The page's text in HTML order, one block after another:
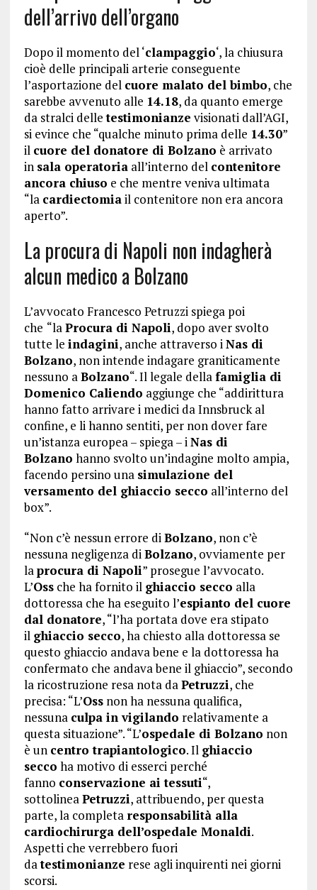
dell’arrivo dell’organo
Dopo il momento del ‘clampaggio‘, la chiusura
cioè delle principali arterie conseguente
l’asportazione del cuore malato del bimbo, che
sarebbe avvenuto alle 14.18, da quanto emerge
da stralci delletestimonianze visionati dall’AGI,
si evince che “qualche minuto prima delle 14.30”
il cuore del donatore di Bolzano è arrivato
in sala operatoriaall’interno del contenitore
ancora chiuso e che mentre veniva ultimata
“la cardiectomiail contenitore non era ancora
aperto”.
La procura di Napoli non indagherà
alcun medico a Bolzano
L’avvocato Francesco Petruzzi spiega poi
che “laProcura di Napoli, dopo aver svolto
tutte le indagini, anche attraverso iNas di
Bolzano, non intende indagare graniticamente
nessuno aBolzano“. Il legale dellafamiglia di
Domenico Caliendo aggiunge che “addirittura
hanno fatto arrivare i medici da Innsbruck al
confine, e li hanno sentiti, per non dover fare
un’istanza europea – spiega – iNas di
Bolzano hanno svolto un’indagine molto ampia,
facendo persino una simulazione del
versamento del ghiaccio secco all’interno del
box”.
“Non c’è nessun errore diBolzano, non c’è
nessuna negligenza diBolzano, ovviamente per
laprocura di Napoli” prosegue l’avvocato.
L’Ossche ha fornito il ghiaccio secco alla
dottoressa che ha eseguito l’espianto del cuore
dal donatore, “l’ha portata dove era stipato
il ghiaccio secco, ha chiesto alla dottoressa se
questo ghiaccio andava bene e la dottoressa ha
confermato che andava bene il ghiaccio”, secondo
la ricostruzione resa nota daPetruzzi, che
precisa: “L’Ossnon ha nessuna qualifica,
nessuna culpa in vigilando relativamente a
questa situazione”. “L’ospedale di Bolzano non
è un centro trapiantologico. Il ghiaccio
secco ha motivo di esserci perché
fanno conservazione ai tessuti“,
sottolineaPetruzzi, attribuendo, per questa
parte, la completa responsabilità alla
cardiochirurga dell’ospedale Monaldi.
Aspetti che verrebbero fuori
datestimonianze rese agli inquirenti nei giorni
scorsi.